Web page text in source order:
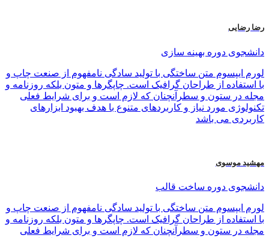
رضا رضایی
دانشجوی دوره بهینه سازی
لورم ایپسوم متن ساختگی با تولید سادگی نامفهوم از صنعت چاپ و
با استفاده از طراحان گرافیک است. چاپگرها و متون بلکه روزنامه و
مجله در ستون و سطرآنچنان که لازم است و برای شرایط فعلی
تکنولوژی مورد نیاز و کاربردهای متنوع با هدف بهبود ابزارهای
کاربردی می باشد
مهشید موسوی
دانشجوی دوره ساخت قالب
لورم ایپسوم متن ساختگی با تولید سادگی نامفهوم از صنعت چاپ و
با استفاده از طراحان گرافیک است. چاپگرها و متون بلکه روزنامه و
مجله در ستون و سطرآنچنان که لازم است و برای شرایط فعلی